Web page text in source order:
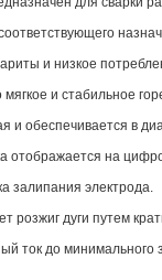
и низкое
мягкое и стабильное
и обеспечивается в
на
залипания электрода.
дуги путем
ток до